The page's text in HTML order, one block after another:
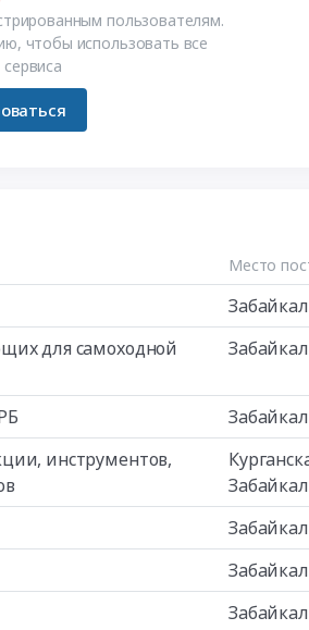
пользователям.
чтобы использовать все
Место
для самоходной
инструментов,